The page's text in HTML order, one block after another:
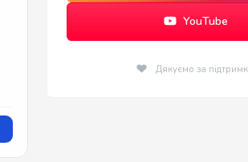
YouTube
Дякуємо за